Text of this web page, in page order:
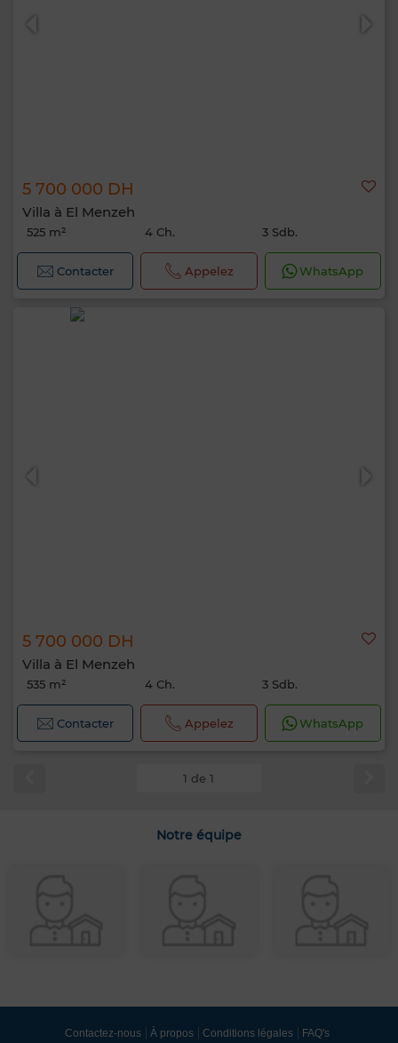
5 700 000 DH
Villa à El Menzeh
525 m² 4 Ch. 3 Sdb.
Contacter Appelez WhatsApp
5 700 000 DH
Villa à El Menzeh
535 m² 4 Ch. 3 Sdb.
Contacter Appelez WhatsApp
1 de 1
Notre équipe
Contactez-nous À propos Conditions légales FAQ's